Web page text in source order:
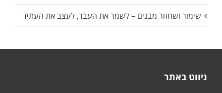
שימור ושחזור מבנים – לשמר את העבר, לעצב את העתיד
ניווט באתר